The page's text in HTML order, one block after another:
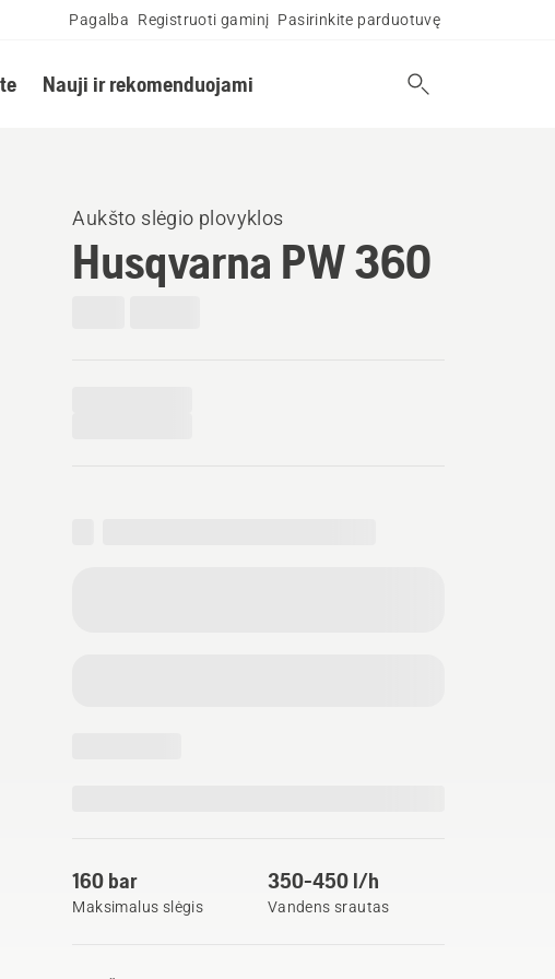
Pagalba Registruoti gaminį Pasirinkite parduotuvę
Nauji ir rekomenduojami
Aukšto slėgio plovyklos
Husqvarna PW 360
160 bar
Maksimalus slėgis
350-450 l/h
Vandens srautas